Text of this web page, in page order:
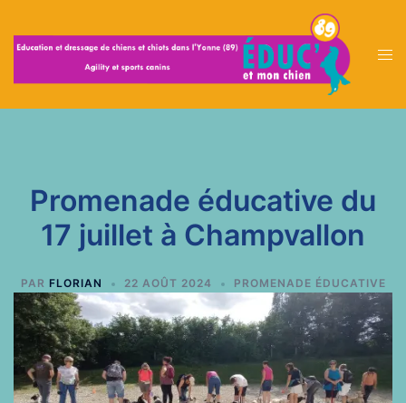
au
Promenade éducative du
17 juillet à Champvallon
PAR FLORIAN 22 AOÛT 2024 PROMENADE ÉDUCATIVE